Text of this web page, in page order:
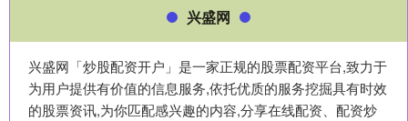
兴盛网
兴盛网「炒股配资开户」是一家正规的股票配资平台,致力于
为用户提供有价值的信息服务,依托优质的服务挖掘具有时效
的股票资讯,为你匹配感兴趣的内容,分享在线配资、配资炒